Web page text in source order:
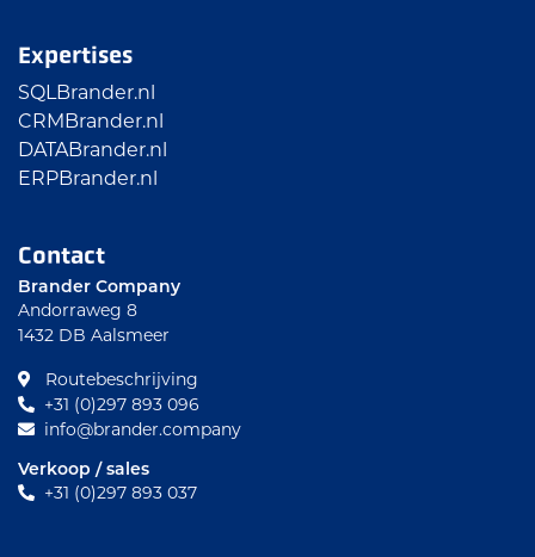
Expertises
SQLBrander.nl
CRMBrander.nl
DATABrander.nl
ERPBrander.nl
Contact
Brander Company
Andorraweg 8
1432 DB Aalsmeer
Routebeschrijving
+31 (0)297 893 096
info@brander.company
Verkoop / sales
+31 (0)297 893 037